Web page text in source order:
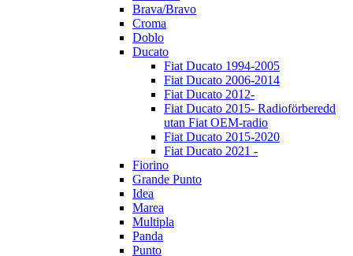
Brava/Bravo
Croma
Doblo
Ducato
Fiat Ducato 1994-2005
Fiat Ducato 2006-2014
Fiat Ducato 2012-
Fiat Ducato 2015- Radioförberedd
utan Fiat OEM-radio
Fiat Ducato 2015-2020
Fiat Ducato 2021 -
Fiorino
Grande Punto
Idea
Marea
Multipla
Panda
Punto